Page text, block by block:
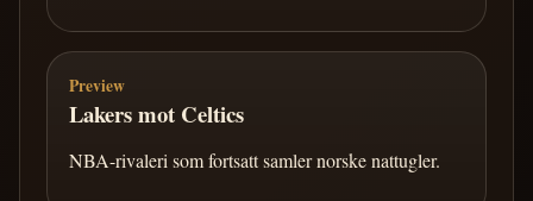
Preview
Lakers mot Celtics
NBA-rivaleri som fortsatt samler norske nattugler.